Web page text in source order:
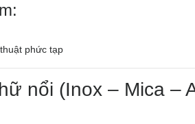
phức tạp
nổi (Inox – Mica –